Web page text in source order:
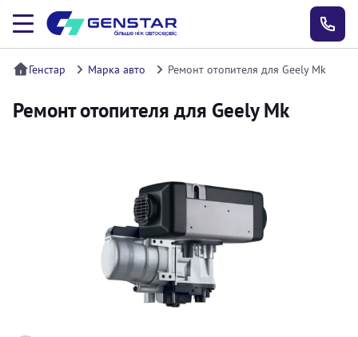
Генстар Марка авто Ремонт отопителя для Geely Mk
Ремонт отопителя для Geely Mk